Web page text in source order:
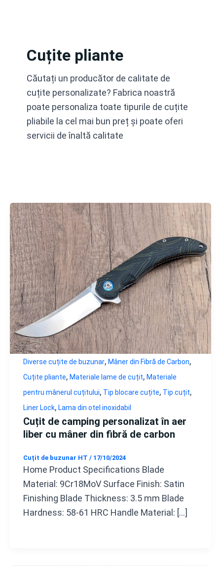
Cuțite pliante
Căutați un producător de calitate de
cuțite personalizate? Fabrica noastră
poate personaliza toate tipurile de cuțite
pliabile la cel mai bun preț și poate oferi
servicii de înaltă calitate
Diverse cuțite de buzunar, Mâner din Fibră de Carbon,
Cuțite pliante, Materiale lame de cuțit, Materiale
pentru mânerul cuțitului, Tip blocare cuțite, Tip cuțit,
Liner Lock, Lama din otel inoxidabil
Cuțit de camping personalizat în aer
liber cu mâner din fibră de carbon
Cuțit de buzunar HT / 17/10/2024
Home Product Specifications Blade
Material: 9Cr18MoV Surface Finish: Satin
Finishing Blade Thickness: 3.5 mm Blade
Hardness: 58-61 HRC Handle Material: […]